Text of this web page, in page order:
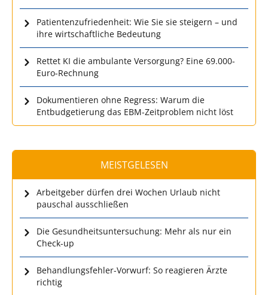
Patientenzufriedenheit: Wie Sie sie steigern – und
ihre wirtschaftliche Bedeutung
Rettet KI die ambulante Versorgung? Eine 69.000-
Euro-Rechnung
Dokumentieren ohne Regress: Warum die
Entbudgetierung das EBM-Zeitproblem nicht löst
MEISTGELESEN
Arbeitgeber dürfen drei Wochen Urlaub nicht
pauschal ausschließen
Die Gesundheitsuntersuchung: Mehr als nur ein
Check-up
Behandlungsfehler-Vorwurf: So reagieren Ärzte
richtig